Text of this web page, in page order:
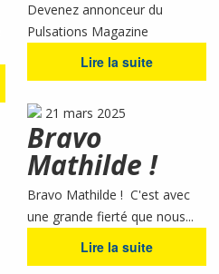
Devenez annonceur du
Pulsations Magazine
Lire la suite
21 mars 2025
Bravo
Mathilde !
Bravo Mathilde ! C'est avec
une grande fierté que nous...
Lire la suite